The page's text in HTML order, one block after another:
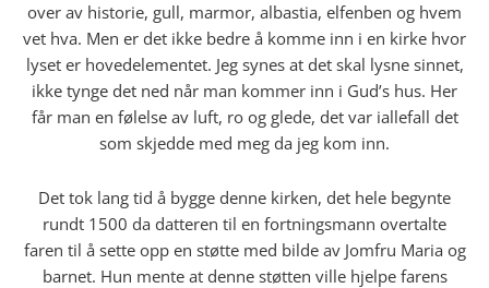
over av historie, gull, marmor, albastia, elfenben og hvem
vet hva. Men er det ikke bedre å komme inn i en kirke hvor
lyset er hovedelementet. Jeg synes at det skal lysne sinnet,
ikke tynge det ned når man kommer inn i Gud’s hus. Her
får man en følelse av luft, ro og glede, det var iallefall det
som skjedde med meg da jeg kom inn.
Det tok lang tid å bygge denne kirken, det hele begynte
rundt 1500 da datteren til en fortningsmann overtalte
faren til å sette opp en støtte med bilde av Jomfru Maria og
barnet. Hun mente at denne støtten ville hjelpe farens